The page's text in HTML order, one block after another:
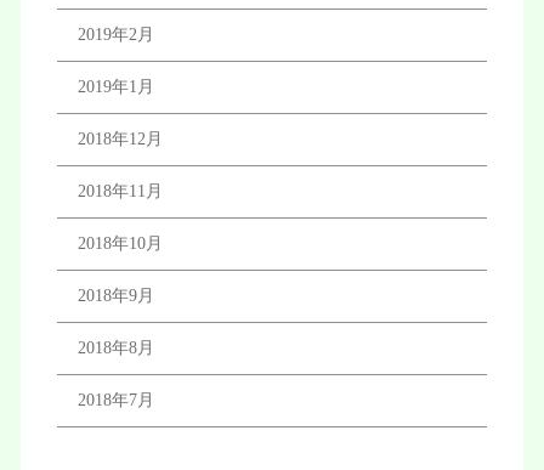
2019年2月
2019年1月
2018年12月
2018年11月
2018年10月
2018年9月
2018年8月
2018年7月